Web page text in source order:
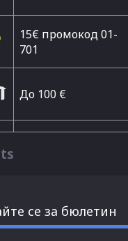
15€ промокод 01-
701
До 100 €
се за бюлетин